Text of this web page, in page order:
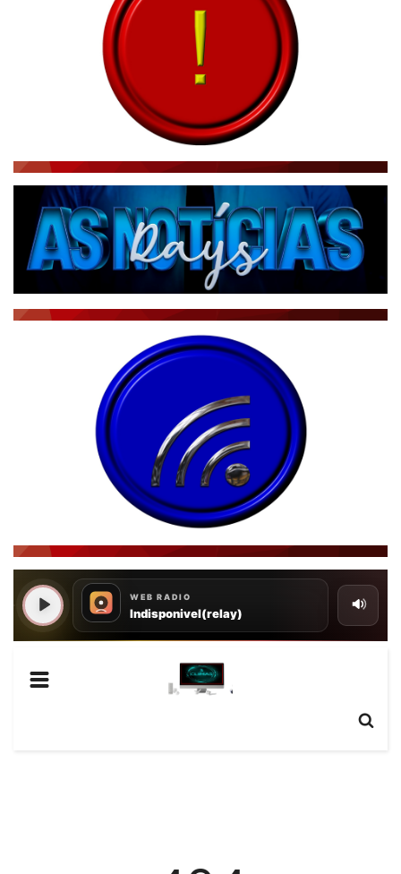
JORNAL DO BRASIL
NOTÍCIAS AO MINUTO
ACONTECEU...VIROU MANCHETE!